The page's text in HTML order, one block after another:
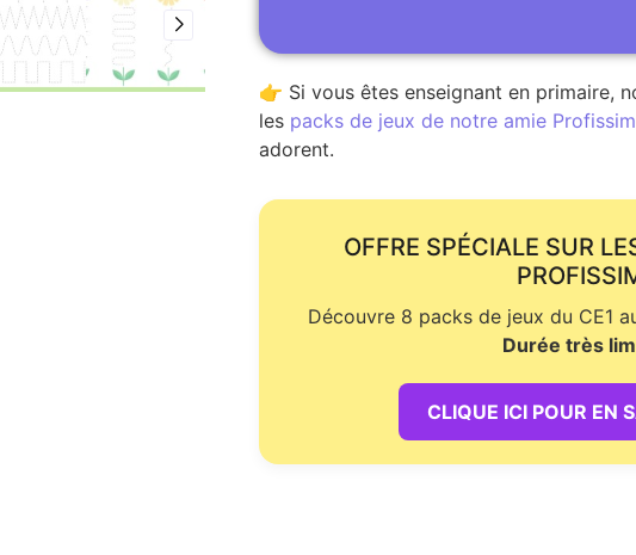
👉 Si vous êtes enseignant en primaire,
les packs de jeux de notre amie
adorent.
OFFRE SPÉCIALE SUR
Découvre 8 packs de jeux du CE1
Durée très
CLIQUE ICI POUR EN